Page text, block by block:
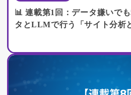
📊 連載第1回：データ嫌いで
タとLLMで行う「サイト分析